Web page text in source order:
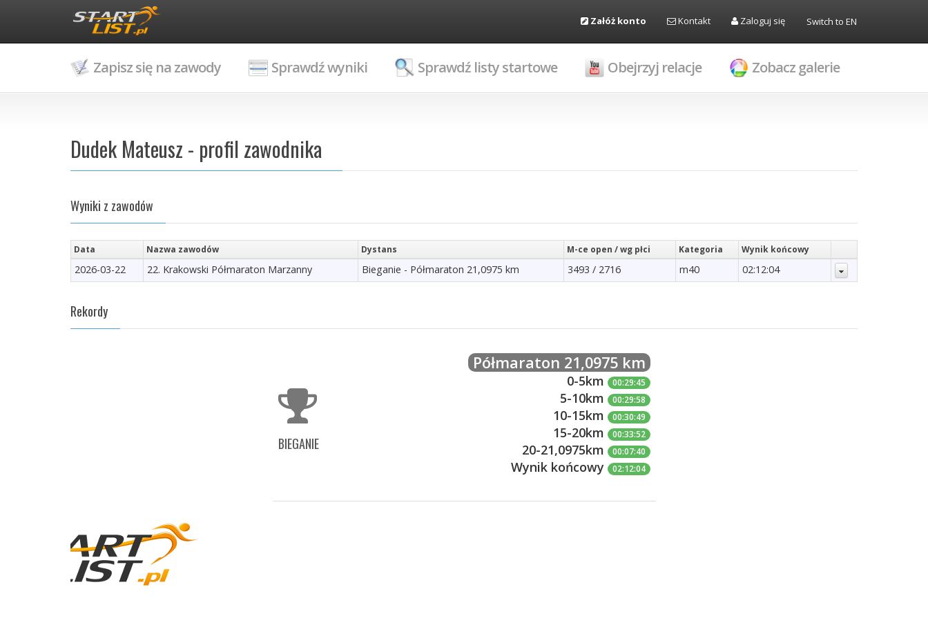
Załóż konto Kontakt Zaloguj się Switch to EN
Zapisz się na zawody Sprawdź wyniki Sprawdź listy startowe Obejrzyj relacje Zobacz galerie
Dudek Mateusz - profil zawodnika
Wyniki z zawodów
Data Nazwa zawodów Dystans M-ce open / wg płci Kategoria Wynik końcowy
2026-03-22 22. Krakowski Półmaraton Marzanny Bieganie - Półmaraton 21,0975 km 3493 / 2716 m40 02:12:04
Rekordy
BIEGANIE
Półmaraton 21,0975 km
0-5km 00:29:45
5-10km 00:29:58
10-15km 00:30:49
15-20km 00:33:52
20-21,0975km 00:07:40
Wynik końcowy 02:12:04